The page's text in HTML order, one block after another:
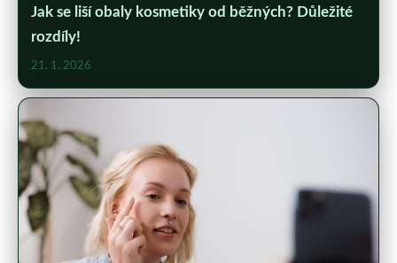
Jak se liší obaly kosmetiky od běžných? Důležité
rozdíly!
21. 1. 2026